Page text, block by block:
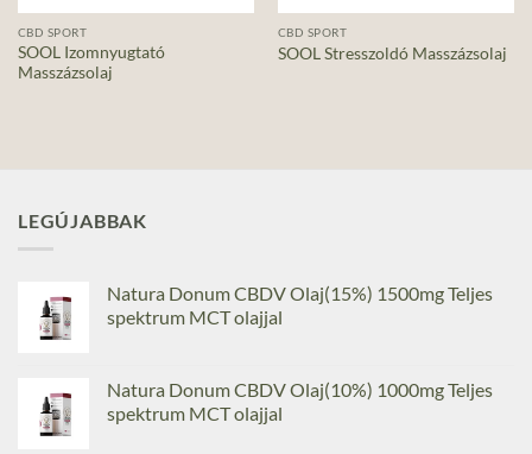
CBD SPORT
SOOL Izomnyugtató
Masszázsolaj
CBD SPORT
SOOL Stresszoldó Masszázsolaj
LEGÚJABBAK
Natura Donum CBDV Olaj(15%) 1500mg Teljes
spektrum MCT olajjal
Natura Donum CBDV Olaj(10%) 1000mg Teljes
spektrum MCT olajjal